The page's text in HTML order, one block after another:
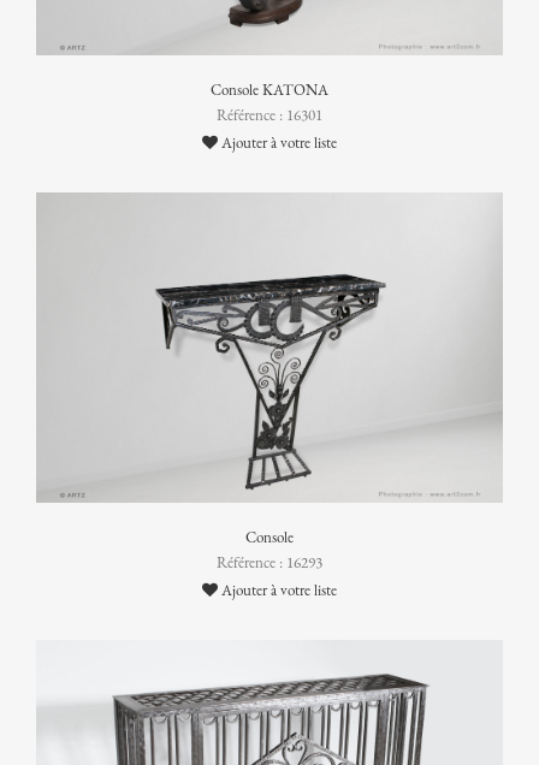
Console KATONA
Référence : 16301
Ajouter à votre liste
Console
Référence : 16293
Ajouter à votre liste